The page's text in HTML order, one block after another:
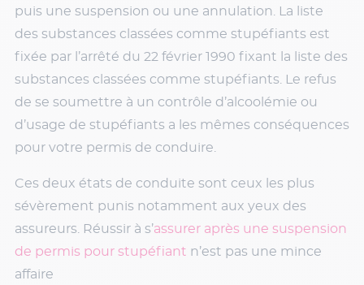
puis une suspension ou une annulation. La liste
des substances classées comme stupéfiants est
fixée par l’arrêté du 22 février 1990 fixant la liste des
substances classées comme stupéfiants. Le refus
de se soumettre à un contrôle d’alcoolémie ou
d’usage de stupéfiants a les mêmes conséquences
pour votre permis de conduire.
Ces deux états de conduite sont ceux les plus
sévèrement punis notamment aux yeux des
assureurs. Réussir à s’assurer après une suspension
de permis pour stupéfiant n’est pas une mince
affaire